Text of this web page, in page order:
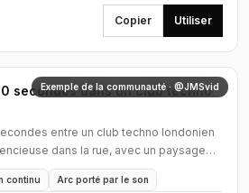
Copier Utiliser
Exemple de la communauté · @JMSvid
secondes dans un club techno
entre un club techno londonien
dans la rue, avec un paysage
continu Arc porté par le son